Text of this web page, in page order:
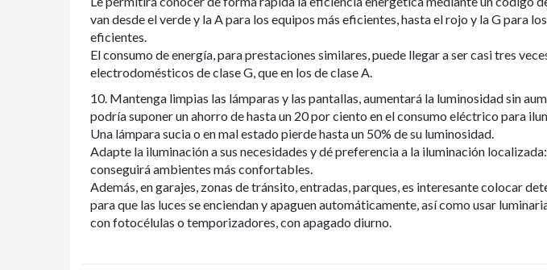
van desde el verde y la A para los equipos más eficientes, hasta el rojo y la G para
eficientes.
El consumo de energía, para prestaciones similares, puede llegar a ser casi tres
electrodomésticos de clase G, que en los de clase A.
10. Mantenga limpias las lámparas y las pantallas, aumentará la luminosidad sin
podría suponer un ahorro de hasta un 20 por ciento en el consumo eléctrico para
Una lámpara sucia o en mal estado pierde hasta un 50% de su luminosidad.
Adapte la iluminación a sus necesidades y dé preferencia a la iluminación
conseguirá ambientes más confortables.
Además, en garajes, zonas de tránsito, entradas, parques, es interesante colocar
para que las luces se enciendan y apaguen automáticamente, así como usar
con fotocélulas o temporizadores, con apagado diurno.